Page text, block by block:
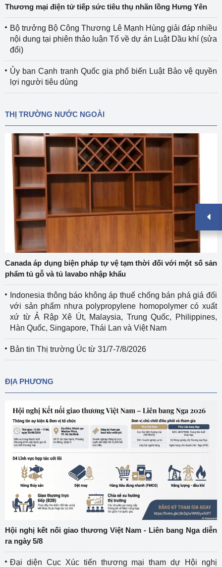
Thương mại điện tử tiếp sức tiêu thụ nhãn lồng Hưng Yên
Bộ trưởng Bộ Công Thương Lê Mạnh Hùng giải đáp nhiều
nội dung tại phiên thảo luận Tổ về dự án Luật Dầu khí (sửa
đổi)
Ủy ban Cạnh tranh Quốc gia phổ biến Luật Bảo vệ quyền
lợi người tiêu dùng
THỊ TRƯỜNG NƯỚC NGOÀI
Canada áp dụng biện pháp tự vệ tạm thời đối với một số sản
phẩm tủ gỗ và tủ lavabo nhập khẩu
Indonesia thông báo không áp thuế chống bán phá giá đối
với sản phẩm nhựa polypropylene homopolymer có xuất
xứ từ Ả Rập Xê Út, Malaysia, Trung Quốc, Philippines,
Hàn Quốc, Singapore, Thái Lan và Việt Nam
Bản tin Thị trường Úc từ 31/7-7/8/2026
ĐỊA PHƯƠNG
Hội nghị kết nối giao thương Việt Nam - Liên bang Nga diễn
ra ngày 5/8
Đại diện Cục Xúc tiến thương mại tham dự Hội nghị